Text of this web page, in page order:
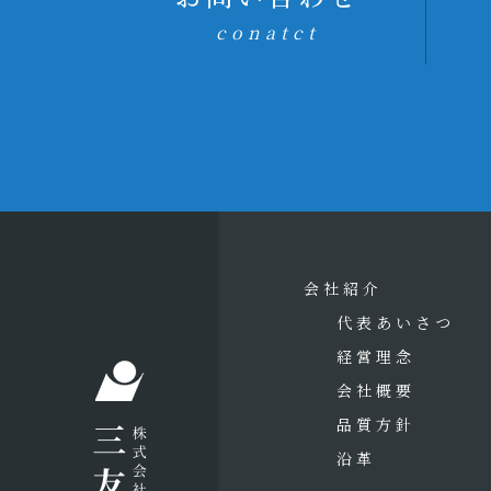
conatct
会社紹介
代表あいさつ
経営理念
会社概要
品質方針
沿革